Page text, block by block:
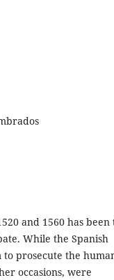
and 1560 has been
While the Spanish
prosecute the
occasions, were